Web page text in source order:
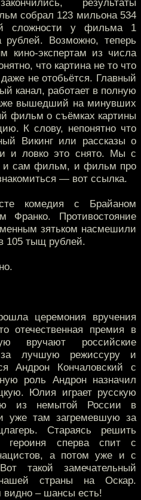
результаты
собрал 123 мильона 534
сложности у фильма 1
Возможно, теперь
кино-экспертам из числа
что картина не то что
не отобьётся. Главный
канал, работает в полную
вышедший на минувших
фильм о съёмках картины
К слову, непонятно что
Викинг или рассказы о
и ловко это снято. Мы с
и сам фильм, и фильм про
— вот ссылка.
комедия с Брайаном
Франко. Противостояние
зятьком насмешили
105 тыщ рублей.
церемония вручения
отечественная премия в
вручают российские
за лучшую режиссуру и
Андрон Кончаловский с
роль Андрон назначил
Юлия играет русскую
из немытой России в
уже там загремевшую за
Стараясь решить
героиня сперва спит с
а потом уже и с
такой замечательный
страны на Оскар.
видно – шансы есть!